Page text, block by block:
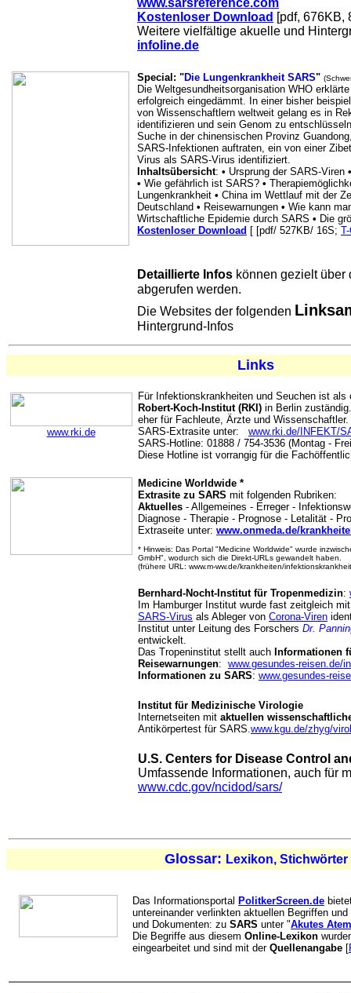
www.sarsreference.com
Kostenloser Download [pdf, 676KB,
Weitere vielfältige akuelle und
infoline.de
Special: "Die Lungenkrankheit SARS"
Die Weltgesundheitsorganisation WHO
erfolgreich eingedämmt. In einer bisher
von Wissenschaftlern weltweit gelang es in
identifizieren und sein Genom zu
Suche in der chinensischen Provinz
SARS-Infektionen auftraten, ein von einer
Virus als SARS-Virus identifiziert.
Inhaltsübersicht: • Ursprung der SARS-Viren •
• Wie gefährlich ist SARS? •
Lungenkrankheit • China im Wettlauf mit der
Deutschland • Reisewarnungen • Wie kann
Wirtschaftliche Epidemie durch SARS • Die
Kostenloser Download [ [pdf/ 527KB/ 16S;
Detaillierte Infos können gezielt über
abgerufen werden.
Die Websites der folgenden
Hintergrund-Infos
Links
www.rki.de
Für Infektionskrankheiten und Seuchen ist
Robert-Koch-Institut (RKI) in Berlin
eher für Fachleute, Ärzte und Wissenschaftler.
SARS-Extrasite unter: www.rki.de/INFEKT/
SARS-Hotline: 01888 / 754-3536 (Montag -
Diese Hotline ist vorrangig für die
Medicine Worldwide *
Extrasite zu SARS mit folgenden Rubriken:
Aktuelles - Allgemeines - Erreger -
Diagnose - Therapie - Prognose - Letalität -
Extraseite unter: www.onmeda.de/
* Hinweis: Das Portal "Medicine Worldwide" wurde
GmbH", wodurch sich die Direkt-URLs gewandelt haben.
(frühere URL: www.m-ww.de/krankheiten/
Bernhard-Nocht-Institut für Tropenmedizin:
Im Hamburger Institut wurde fast zeitgleich
SARS-Virus als Ableger von Corona-Viren
Institut unter Leitung des Forschers Dr.
entwickelt.
Das Tropeninstitut stellt auch Informationen
Reisewarnungen: www.gesundes-reisen.de/
Informationen zu SARS: www.gesundes-
Institut für Medizinische Virologie
Internetseiten mit aktuellen
Antikörpertest für SARS.www.kgu.de/zhyg/
U.S. Centers for Disease Control
Umfassende Informationen, auch für
www.cdc.gov/ncidod/sars/
Glossar: Lexikon, Stichwörter
Das Informationsportal PolitkerScreen.de
untereinander verlinkten aktuellen Begriffen
und Dokumenten: zu SARS unter "Akutes
Die Begriffe aus diesem Online-Lexikon
eingearbeitet und sind mit der Quellenangabe [